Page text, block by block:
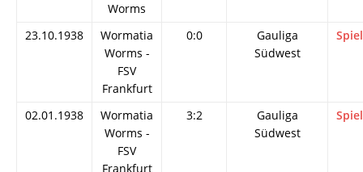
Worms
23.10.1938
Wormatia
Worms -
FSV
Frankfurt
0:0
Gauliga
Südwest
02.01.1938
Wormatia
Worms -
FSV
Frankfurt
3:2
Gauliga
Südwest